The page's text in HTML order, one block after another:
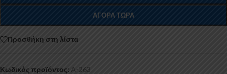
ΑΓΟΡΆ ΤΏΡΑ
Προσθήκη στη λίστα
Κωδικός προϊόντος: A-263